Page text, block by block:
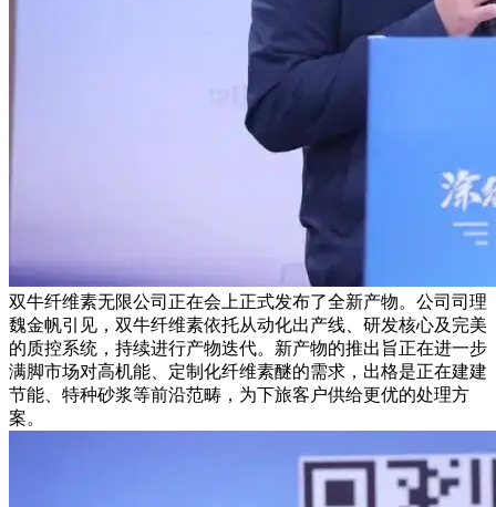
双牛纤维素无限公司正在会上正式发布了全新产物。公司司理
魏金帆引见，双牛纤维素依托从动化出产线、研发核心及完美
的质控系统，持续进行产物迭代。新产物的推出旨正在进一步
满脚市场对高机能、定制化纤维素醚的需求，出格是正在建建
节能、特种砂浆等前沿范畴，为下旅客户供给更优的处理方
案。